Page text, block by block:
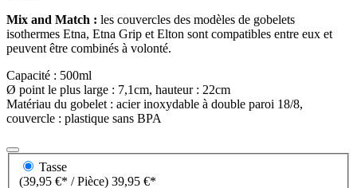
Mix and Match : les couvercles des modèles de gobelets
isothermes Etna, Etna Grip et Elton sont compatibles entre eux et
peuvent être combinés à volonté.
Capacité : 500ml
Ø point le plus large : 7,1cm, hauteur : 22cm
Matériau du gobelet : acier inoxydable à double paroi 18/8,
couvercle : plastique sans BPA
Tasse
(39,95 €* / Pièce) 39,95 €*